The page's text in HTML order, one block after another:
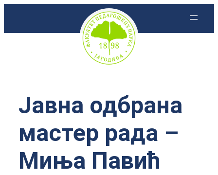
Јавна одбрана
мастер рада –
Миња Павић